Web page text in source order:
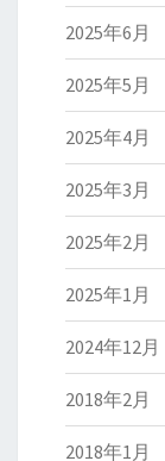
2025年6月
2025年5月
2025年4月
2025年3月
2025年2月
2025年1月
2024年12月
2018年2月
2018年1月